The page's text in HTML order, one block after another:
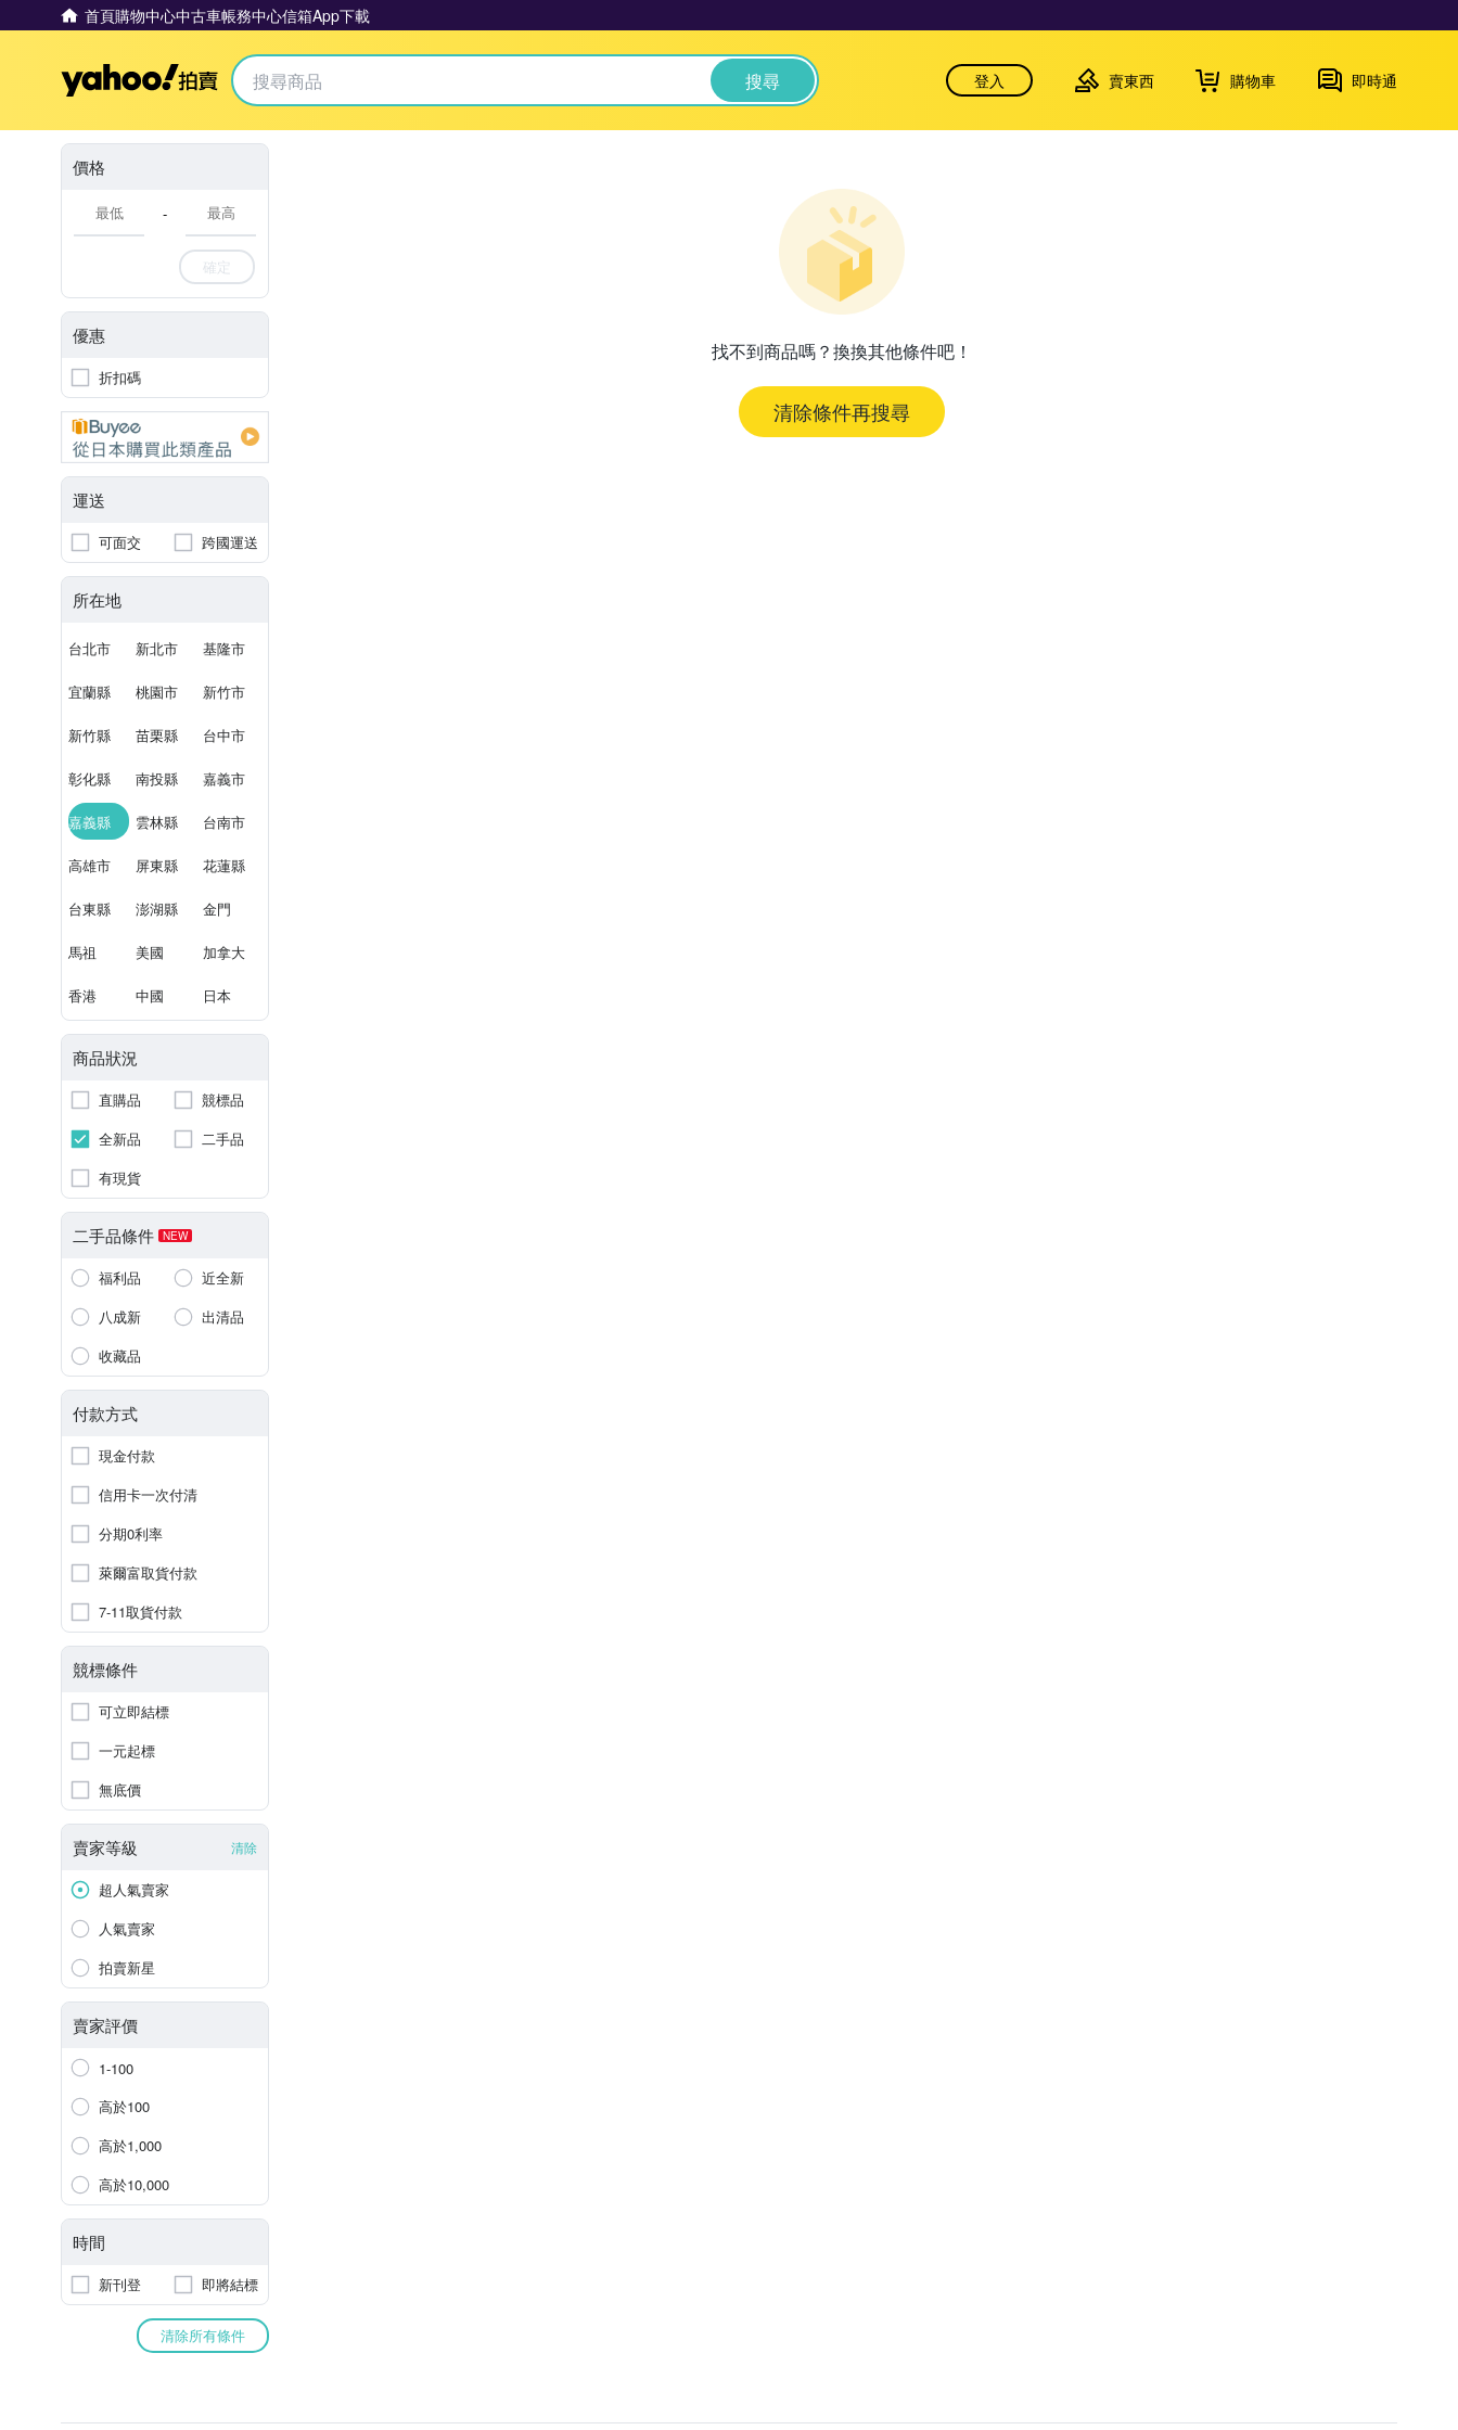
首頁購物中心中古車帳務中心信箱App下載
Yahoo拍賣 搜尋 登入 賣東西 購物車 即時通
價格
-
確定
優惠
折扣碼
運送
可面交 跨國運送
所在地
台北市 新北市 基隆市
宜蘭縣 桃園市 新竹市
新竹縣 苗栗縣 台中市
彰化縣 南投縣 嘉義市
嘉義縣 雲林縣 台南市
高雄市 屏東縣 花蓮縣
台東縣 澎湖縣 金門
馬祖 美國 加拿大
香港 中國 日本
商品狀況
直購品
競標品
全新品
二手品
有現貨
二手品條件 NEW
福利品
近全新
八成新
出清品
收藏品
付款方式
現金付款
信用卡一次付清
分期0利率
萊爾富取貨付款
7-11取貨付款
競標條件
可立即結標
一元起標
無底價
賣家等級 清除
超人氣賣家
人氣賣家
拍賣新星
賣家評價
1-100
高於100
高於1,000
高於10,000
時間
新刊登 即將結標
清除所有條件
找不到商品嗎？換換其他條件吧！
清除條件再搜尋